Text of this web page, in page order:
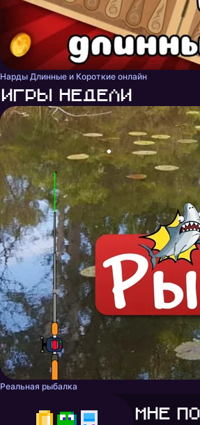
Нарды Длинные и Короткие онлайн
Игры недели
Реальная рыбалка
Мне